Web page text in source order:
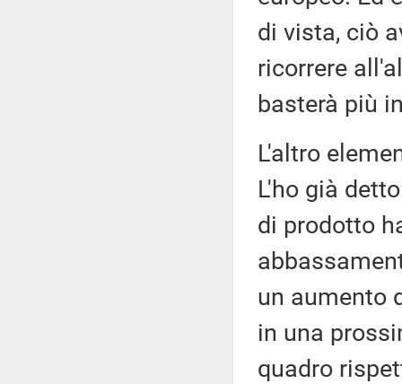
di vista, ciò
ricorrere
basterà più
L'altro
L'ho già
di prodotto
un aumento
in una
quadro